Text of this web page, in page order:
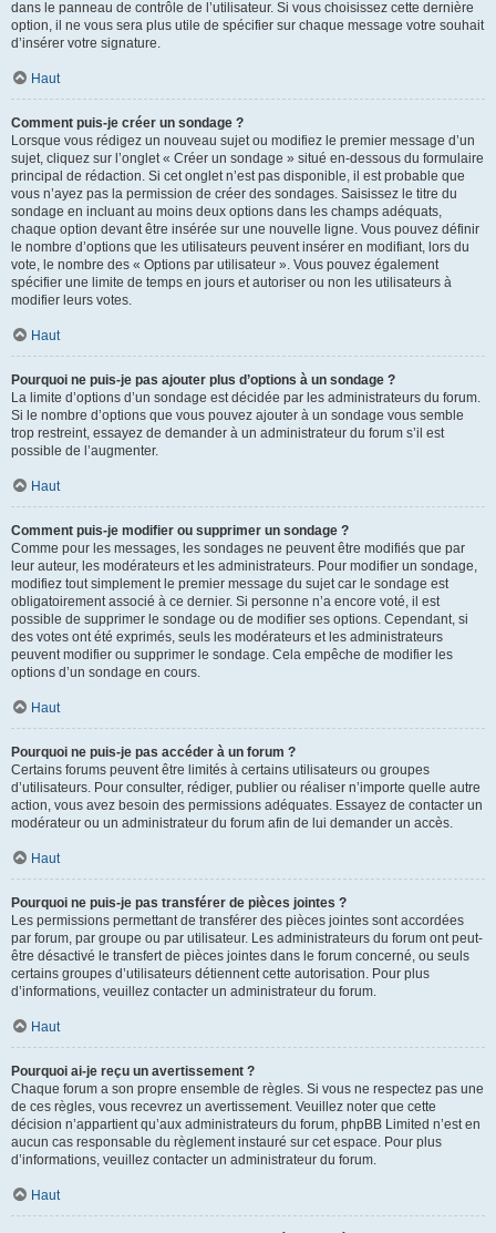
dans le panneau de contrôle de l’utilisateur. Si vous choisissez cette dernière
option, il ne vous sera plus utile de spécifier sur chaque message votre souhait
d’insérer votre signature.
Haut
Comment puis-je créer un sondage ?
Lorsque vous rédigez un nouveau sujet ou modifiez le premier message d’un
sujet, cliquez sur l’onglet « Créer un sondage » situé en-dessous du formulaire
principal de rédaction. Si cet onglet n’est pas disponible, il est probable que
vous n’ayez pas la permission de créer des sondages. Saisissez le titre du
sondage en incluant au moins deux options dans les champs adéquats,
chaque option devant être insérée sur une nouvelle ligne. Vous pouvez définir
le nombre d’options que les utilisateurs peuvent insérer en modifiant, lors du
vote, le nombre des « Options par utilisateur ». Vous pouvez également
spécifier une limite de temps en jours et autoriser ou non les utilisateurs à
modifier leurs votes.
Haut
Pourquoi ne puis-je pas ajouter plus d’options à un sondage ?
La limite d’options d’un sondage est décidée par les administrateurs du forum.
Si le nombre d’options que vous pouvez ajouter à un sondage vous semble
trop restreint, essayez de demander à un administrateur du forum s’il est
possible de l’augmenter.
Haut
Comment puis-je modifier ou supprimer un sondage ?
Comme pour les messages, les sondages ne peuvent être modifiés que par
leur auteur, les modérateurs et les administrateurs. Pour modifier un sondage,
modifiez tout simplement le premier message du sujet car le sondage est
obligatoirement associé à ce dernier. Si personne n’a encore voté, il est
possible de supprimer le sondage ou de modifier ses options. Cependant, si
des votes ont été exprimés, seuls les modérateurs et les administrateurs
peuvent modifier ou supprimer le sondage. Cela empêche de modifier les
options d’un sondage en cours.
Haut
Pourquoi ne puis-je pas accéder à un forum ?
Certains forums peuvent être limités à certains utilisateurs ou groupes
d’utilisateurs. Pour consulter, rédiger, publier ou réaliser n’importe quelle autre
action, vous avez besoin des permissions adéquates. Essayez de contacter un
modérateur ou un administrateur du forum afin de lui demander un accès.
Haut
Pourquoi ne puis-je pas transférer de pièces jointes ?
Les permissions permettant de transférer des pièces jointes sont accordées
par forum, par groupe ou par utilisateur. Les administrateurs du forum ont peut-
être désactivé le transfert de pièces jointes dans le forum concerné, ou seuls
certains groupes d’utilisateurs détiennent cette autorisation. Pour plus
d’informations, veuillez contacter un administrateur du forum.
Haut
Pourquoi ai-je reçu un avertissement ?
Chaque forum a son propre ensemble de règles. Si vous ne respectez pas une
de ces règles, vous recevrez un avertissement. Veuillez noter que cette
décision n’appartient qu’aux administrateurs du forum, phpBB Limited n’est en
aucun cas responsable du règlement instauré sur cet espace. Pour plus
d’informations, veuillez contacter un administrateur du forum.
Haut